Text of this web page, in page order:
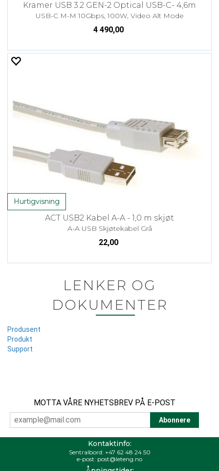
Kramer USB 3.2 GEN-2 Optical USB-C- 4,6m
USB-C M-M 10Gbps, 100W, Video Alt Mode
4 490,00
Hurtigvisning
ACT USB2 Kabel A-A - 1,0 m skjøt
A-A USB Skjøtekabel Grå
22,00
LENKER OG
DOKUMENTER
Produsent
Produkt
Support
MOTTA VÅRE NYHETSBREV PÅ E-POST
Kontaktinfo:
Sentralbord: +47 62 48 24 50
e-post: post@leteng.no